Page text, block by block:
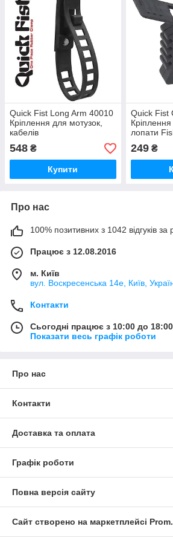
Quick Fist Long Arm 40010
Кріплення для мотузок,
кабелів
548 ₴
Купити
Quick Fist
лопати
249₴
Про нас
100% позитивних з 1042 відгуків за
Працює з 12.08.2016
м. Київ
вул. Воскресенська 14е, Київ,
Контакти
Сьогодні працює з 10:00 до 18:00
Показати весь графік роботи
Про нас
Контакти
Доставка та оплата
Графік роботи
Повна версія сайту
Сайт створено на маркетплейсі